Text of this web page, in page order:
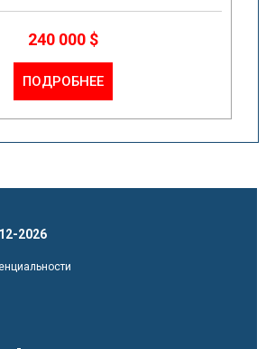
240 000 $
ПОДРОБНЕЕ
2026